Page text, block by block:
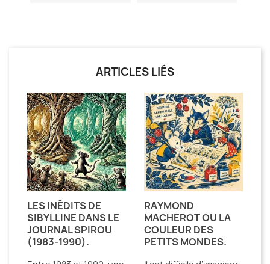
ARTICLES LIÉS
LES INÉDITS DE
SIBYLLINE DANS LE
JOURNAL SPIROU
(1983-1990).
RAYMOND
MACHEROT OU LA
COULEUR DES
PETITS MONDES.